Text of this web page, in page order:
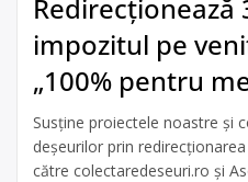
Redirecționează
impozitul pe
„100% pentru
Susține proiectele noastre și
deșeurilor prin
către colectaredeseuri.ro și